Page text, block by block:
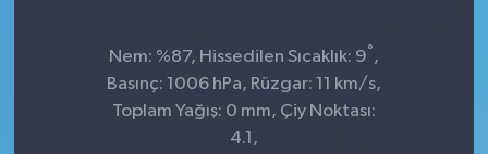
Nem: %87, Hissedilen Sıcaklık: 9° ,
Basınç: 1006 hPa, Rüzgar: 11 km/s,
Toplam Yağış: 0 mm, Çiy Noktası:
4.1,